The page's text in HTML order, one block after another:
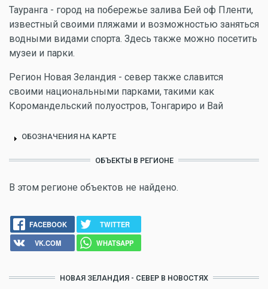
Тауранга - город на побережье залива Бей оф Пленти,
известный своими пляжами и возможностью заняться
водными видами спорта. Здесь также можно посетить
музеи и парки.
Регион Новая Зеландия - север также славится
своими национальными парками, такими как
Коромандельский полуостров, Тонгариро и Вай
ОБОЗНАЧЕНИЯ НА КАРТЕ
ОБЪЕКТЫ В РЕГИОНЕ
В этом регионе объектов не найдено.
FACEBOOK
TWITTER
VK.COM
WHATSAPP
НОВАЯ ЗЕЛАНДИЯ - СЕВЕР В НОВОСТЯХ